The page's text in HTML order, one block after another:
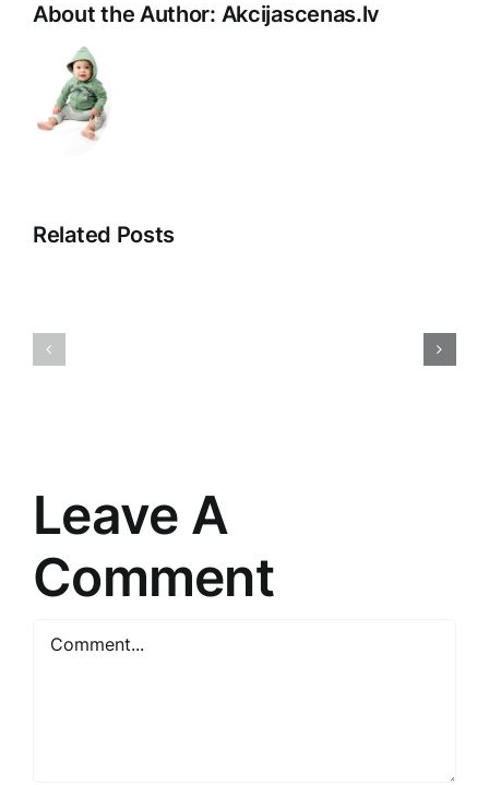
About the Author: Akcijascenas.lv
Related Posts
reklāma:
Iespējas
Leave A
Comment
Comment